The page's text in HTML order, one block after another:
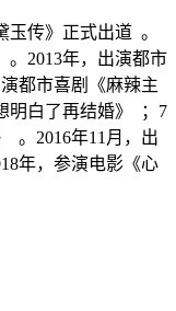
玉传》正式出道 。
。2013年，出演都市
都市喜剧《麻辣主
明白了再结婚》 ；7
。2016年11月，出
年，参演电影《心